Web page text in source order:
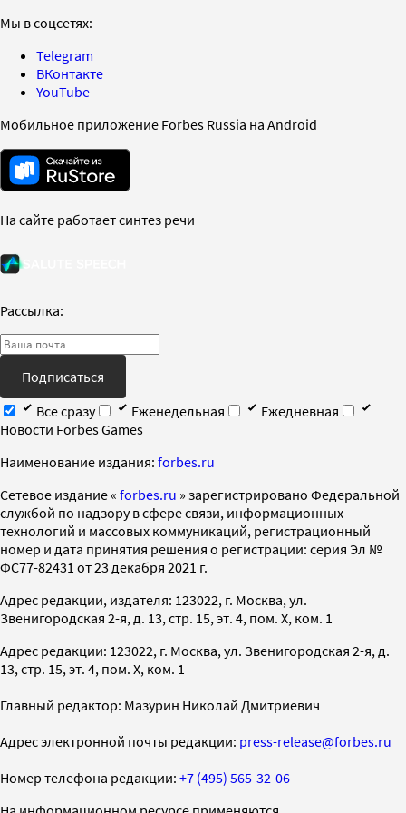
Мы в соцсетях:
Telegram
ВКонтакте
YouTube
Мобильное приложение Forbes Russia на Android
На сайте работает синтез речи
Рассылка:
Подписаться
Все сразу
Еженедельная
Ежедневная
Новости Forbes Games
Наименование издания: forbes.ru
Cетевое издание « forbes.ru » зарегистрировано Федеральной
службой по надзору в сфере связи, информационных
технологий и массовых коммуникаций, регистрационный
номер и дата принятия решения о регистрации: серия Эл №
ФС77-82431 от 23 декабря 2021 г.
Адрес редакции, издателя: 123022, г. Москва, ул.
Звенигородская 2-я, д. 13, стр. 15, эт. 4, пом. X, ком. 1
Адрес редакции: 123022, г. Москва, ул. Звенигородская 2-я, д.
13, стр. 15, эт. 4, пом. X, ком. 1
Главный редактор: Мазурин Николай Дмитриевич
Адрес электронной почты редакции: press-release@forbes.ru
Номер телефона редакции: +7 (495) 565-32-06